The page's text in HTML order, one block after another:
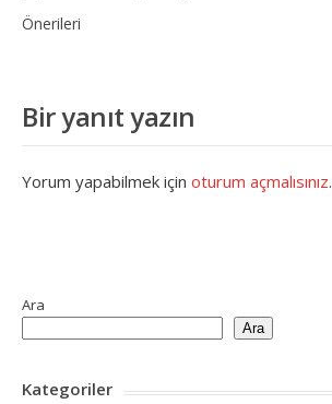
Önerileri
Bir yanıt yazın
Yorum yapabilmek için oturum açmalısınız.
Ara
Ara
Kategoriler